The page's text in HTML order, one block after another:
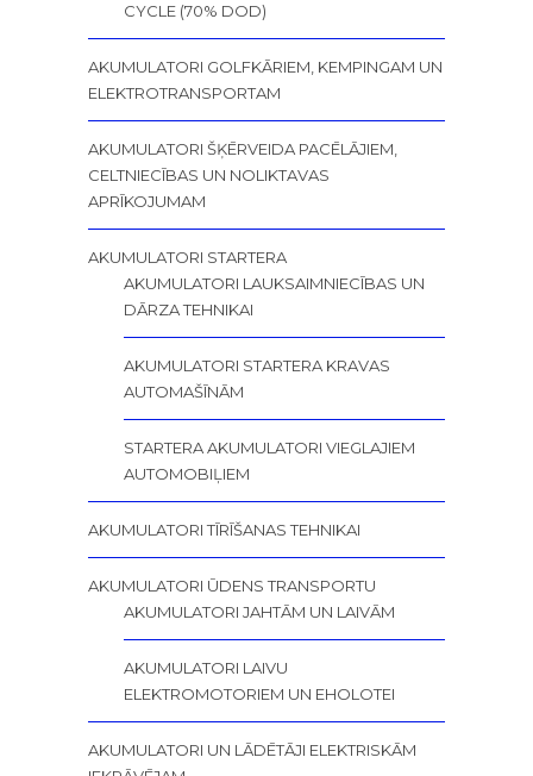
CYCLE (70% DOD)
AKUMULATORI GOLFKĀRIEM, KEMPINGAM UN
ELEKTROTRANSPORTAM
AKUMULATORI ŠĶĒRVEIDA PACĒLĀJIEM,
CELTNIECĪBAS UN NOLIKTAVAS
APRĪKOJUMAM
AKUMULATORI STARTERA
AKUMULATORI LAUKSAIMNIECĪBAS UN
DĀRZA TEHNIKAI
AKUMULATORI STARTERA KRAVAS
AUTOMAŠĪNĀM
STARTERA AKUMULATORI VIEGLAJIEM
AUTOMOBIĻIEM
AKUMULATORI TĪRĪŠANAS TEHNIKAI
AKUMULATORI ŪDENS TRANSPORTU
AKUMULATORI JAHTĀM UN LAIVĀM
AKUMULATORI LAIVU
ELEKTROMOTORIEM UN EHOLOTEI
AKUMULATORI UN LĀDĒTĀJI ELEKTRISKĀM